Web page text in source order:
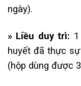
ngày).
» Liều duy trì:
huyết đã thực
(hộp dùng được